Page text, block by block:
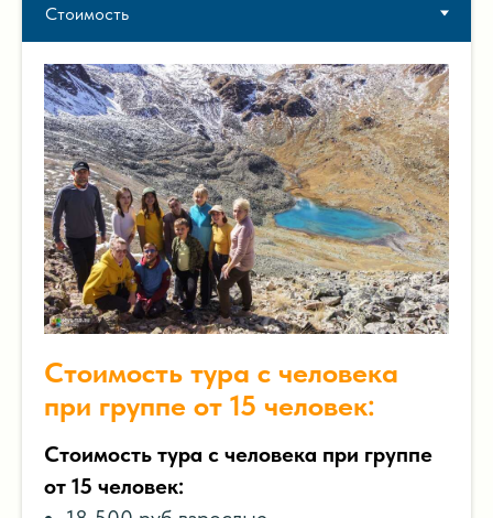
Стоимость тура с человека
при группе от 15 человек:
Стоимость тура с человека при группе
от 15 человек: